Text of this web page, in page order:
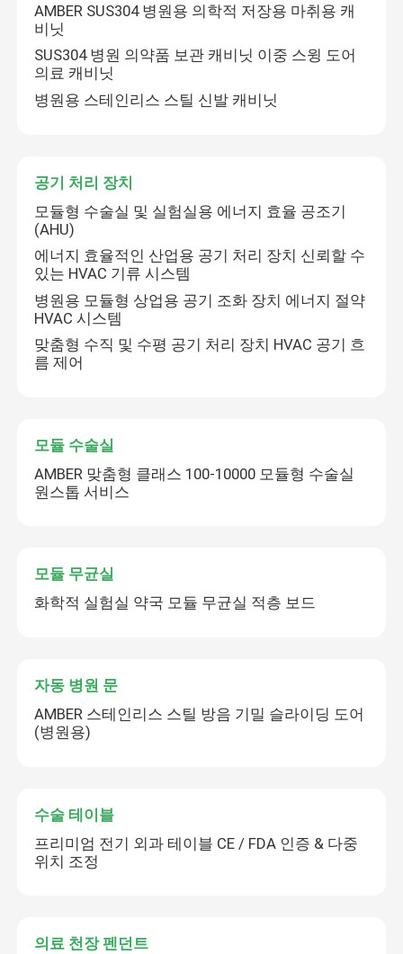
AMBER SUS304 병원용 의학적 저장용 마취용 캐
비닛
SUS304 병원 의약품 보관 캐비닛 이중 스윙 도어
의료 캐비닛
병원용 스테인리스 스틸 신발 캐비닛
공기 처리 장치
모듈형 수술실 및 실험실용 에너지 효율 공조기
(AHU)
에너지 효율적인 산업용 공기 처리 장치 신뢰할 수
있는 HVAC 기류 시스템
병원용 모듈형 상업용 공기 조화 장치 에너지 절약
HVAC 시스템
맞춤형 수직 및 수평 공기 처리 장치 HVAC 공기 흐
름 제어
모듈 수술실
AMBER 맞춤형 클래스 100-10000 모듈형 수술실
원스톱 서비스
모듈 무균실
화학적 실험실 약국 모듈 무균실 적층 보드
자동 병원 문
AMBER 스테인리스 스틸 방음 기밀 슬라이딩 도어
(병원용)
수술 테이블
프리미엄 전기 외과 테이블 CE / FDA 인증 & 다중
위치 조정
의료 천장 펜던트